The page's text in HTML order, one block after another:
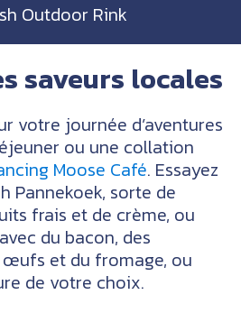
Outdoor Rink
saveurs locales
votre journée d’aventures
ou une collation
Moose Café. Essayez
Pannekoek, sorte de
frais et de crème, ou
du bacon, des
œufs et du fromage, ou
de votre choix.